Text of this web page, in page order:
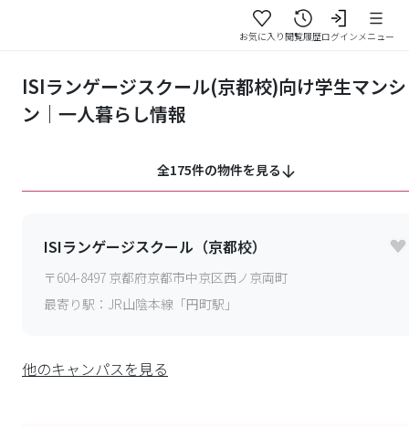
お気に入り閲覧履歴ログインメニュー
ISIランゲージスクール(京都校)向け学生マン
ン｜一人暮らし情報
全175件の物件を見る
ISIランゲージスクール（京都校）
〒604-8497 京都府京都市中京区西ノ京両町
最寄り駅： JR山陰本線「円町駅」
他のキャンパスを見る